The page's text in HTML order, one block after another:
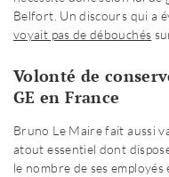
Belfort. Un discours qui a
voyait pas de débouchés
Volonté de
GE en France
Bruno Le Maire fait aussi
atout essentiel dont
le nombre de ses